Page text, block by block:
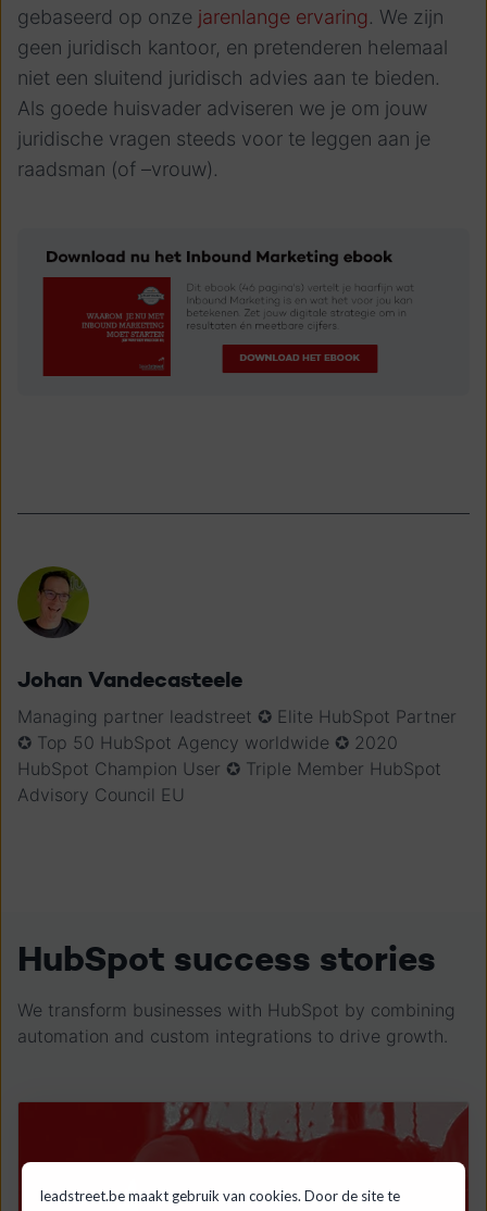
leadstreet.be maakt gebruik van cookies. Door de site te
gebaseerd op onze jarenlange ervaring. We zijn
geen juridisch kantoor, en pretenderen helemaal
niet een sluitend juridisch advies aan te bieden.
Als goede huisvader adviseren we je om jouw
juridische vragen steeds voor te leggen aan je
raadsman (of –vrouw).
Johan Vandecasteele
Managing partner leadstreet ✪ Elite HubSpot Partner
✪ Top 50 HubSpot Agency worldwide ✪ 2020
HubSpot Champion User ✪ Triple Member HubSpot
Advisory Council EU
HubSpot success stories
We transform businesses with HubSpot by combining
automation and custom integrations to drive growth.